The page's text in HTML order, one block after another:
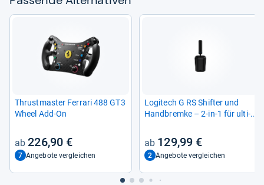
Thrust­mas­ter Fer­rari 488 GT3
Wheel Add-​On
226,90 €
7 Angebote vergleichen
Logi­tech G RS Shif­ter und
Hand­bremke – 2-​in-​1 für ulti­
129,99 €
2 Angebote vergleichen